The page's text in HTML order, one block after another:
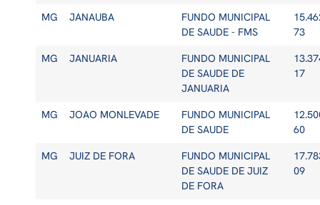
MG JANAUBA
FUNDO MUNICIPAL
DE SAUDE - FMS
73
MG JANUARIA
FUNDO MUNICIPAL
DE SAUDE DE
JANUARIA
17
MG JOAO MONLEVADE
FUNDO MUNICIPAL
DE SAUDE
60
MG JUIZ DE FORA
FUNDO MUNICIPAL
DE SAUDE DE JUIZ
DE FORA
09